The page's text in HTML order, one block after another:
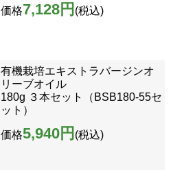
価格7,128円 (税込)
有機栽培エキストラバージンオ
リーブオイル
180g ３本セット（BSB180-55セ
ット）
価格5,940円 (税込)